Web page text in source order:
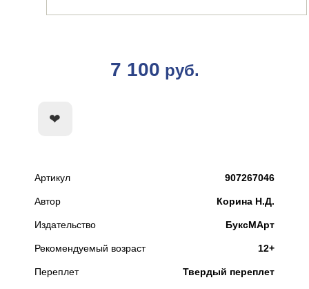
7 100 руб.
Артикул 907267046
Автор Корина Н.Д.
Издательство БуксМАрт
Рекомендуемый возраст 12+
Переплет Твердый переплет